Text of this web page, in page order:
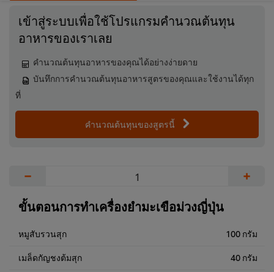
เข้าสู่ระบบเพื่อใช้โปรแกรมคำนวณต้นทุน
อาหารของเราเลย
คำนวณต้นทุนอาหารของคุณได้อย่างง่ายดาย
บันทึกการคำนวณต้นทุนอาหารสูตรของคุณและใช้งานได้ทุก
ที่
คำนวณต้นทุนของสูตรนี้
− +
ขั้นตอนการทำเครื่องยำมะเขือม่วงญี่ปุ่น
หมูสับรวนสุก 100 กรัม
เมล็ดกัญชงต้มสุก 40 กรัม